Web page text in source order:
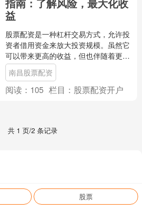
益
股票配资是一种杠杆交易方式，允许投
资者借用资金来放大投资规模。虽然它
可以带来更高的收益，但也伴随着更高
的风险。 * **盈透证券**：全球最大的期
货经纪商之一，....
南昌股票配资
阅读： 105 栏目： 股票配资开户
共 1 页/2 条记录
股票